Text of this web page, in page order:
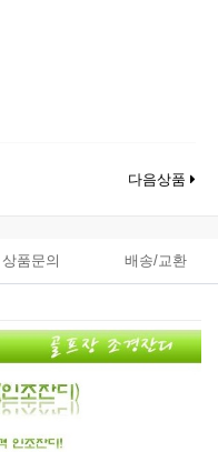
다음상품
상품문의 배송/교환